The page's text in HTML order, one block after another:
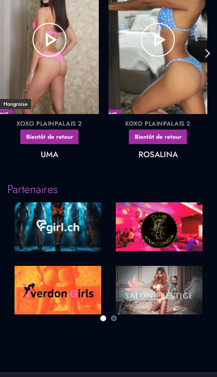
Hongroise
XOXO PLAINPALAIS 2
Bientôt de retour
UMA
PROMO
XOXO PLAINPALAIS 2
Bientôt de retour
ROSALINA
Partenaires